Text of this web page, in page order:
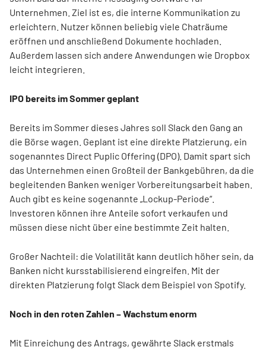
Unternehmen. Ziel ist es, die interne Kommunikation zu
erleichtern. Nutzer können beliebig viele Chaträume
eröffnen und anschließend Dokumente hochladen.
Außerdem lassen sich andere Anwendungen wie Dropbox
leicht integrieren.
IPO bereits im Sommer geplant
Bereits im Sommer dieses Jahres soll Slack den Gang an
die Börse wagen. Geplant ist eine direkte Platzierung, ein
sogenanntes Direct Puplic Offering (DPO). Damit spart sich
das Unternehmen einen Großteil der Bankgebühren, da die
begleitenden Banken weniger Vorbereitungsarbeit haben.
Auch gibt es keine sogenannte „Lockup-Periode“.
Investoren können ihre Anteile sofort verkaufen und
müssen diese nicht über eine bestimmte Zeit halten.
Großer Nachteil: die Volatilität kann deutlich höher sein, da
Banken nicht kursstabilisierend eingreifen. Mit der
direkten Platzierung folgt Slack dem Beispiel von Spotify.
Noch in den roten Zahlen – Wachstum enorm
Mit Einreichung des Antrags, gewährte Slack erstmals